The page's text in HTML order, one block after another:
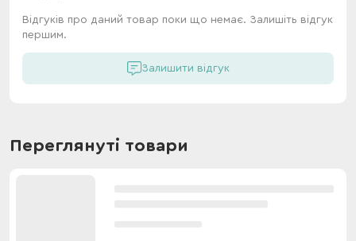
Відгуків про даний товар поки що немає. Залишіть відгук
першим.
Залишити відгук
Переглянуті товари